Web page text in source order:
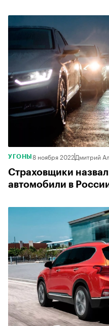
УГОНЫ 8 ноября 2022Дмитрий
Страховщики
автомобили в